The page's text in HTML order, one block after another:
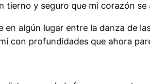
y seguro que mi corazón
algún lugar entre la danza de
con profundidades que ahora